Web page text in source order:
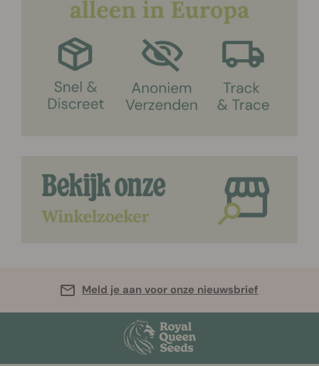
Meld je aan voor onze nieuwsbrief